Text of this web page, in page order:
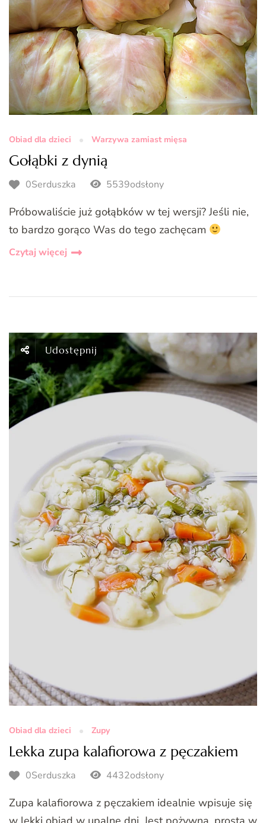
Obiad dla dzieci Warzywa zamiast mięsa
Gołąbki z dynią
0Serduszka 5539odsłony
Próbowaliście już gołąbków w tej wersji? Jeśli nie,
to bardzo gorąco Was do tego zachęcam
Czytaj więcej
Udostępnij
Obiad dla dzieci Zupy
Lekka zupa kalafiorowa z pęczakiem
0Serduszka 4432odsłony
Zupa kalafiorowa z pęczakiem idealnie wpisuje się